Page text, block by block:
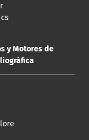
y Motores de